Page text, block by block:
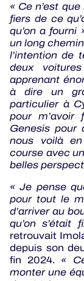
« Ce n’est que
fiers de ce
qu’on a fourni
un long
l’intention de
deux
apprenant
à dire un
particulier à
pour
Genesis pour
nous voilà
course avec
belles
« Je pense
pour tout le
d’arriver au
qu’on s’était
retrouvait
depuis son
fin 2024. «
monter une